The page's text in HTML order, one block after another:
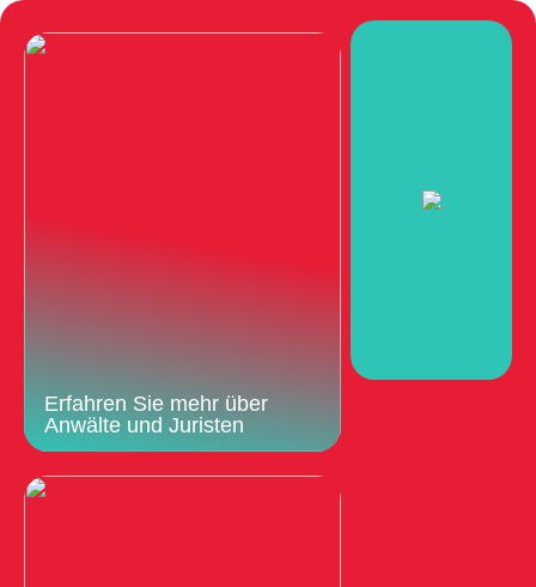
Erfahren Sie mehr über
Anwälte und Juristen